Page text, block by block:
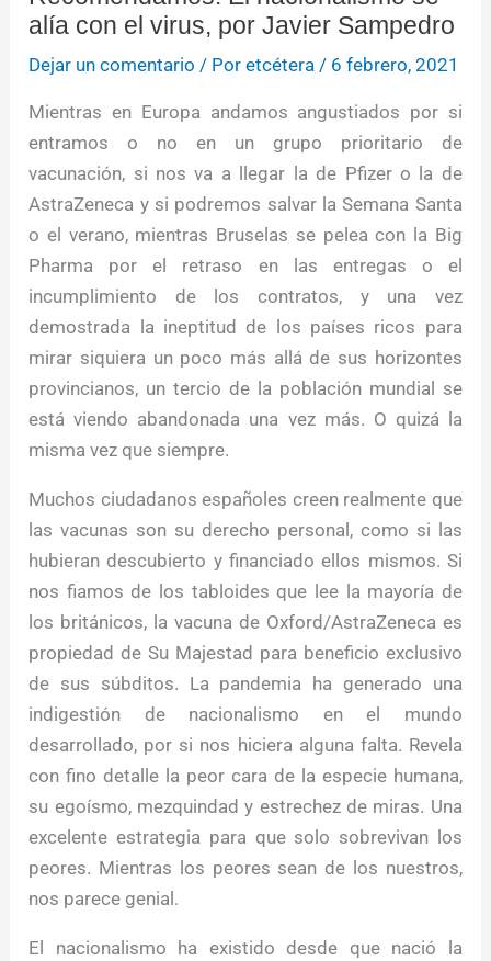
alía con el virus, por Javier Sampedro
Dejar un comentario / Poretcétera / 6 febrero, 2021
Mientras en Europa andamos angustiados por si
entramos o no en un grupo prioritario de
vacunación, si nos va a llegar la de Pfizer o la de
AstraZeneca y si podremos salvar la Semana Santa
o el verano, mientras Bruselas se pelea con la Big
Pharma por el retraso en las entregas o el
incumplimiento de los contratos, y una vez
demostrada la ineptitud de los países ricos para
mirar siquiera un poco más allá de sus horizontes
provincianos, un tercio de la población mundial se
está viendo abandonada una vez más. O quizá la
misma vez que siempre.
Muchos ciudadanos españoles creen realmente que
las vacunas son su derecho personal, como si las
hubieran descubierto y financiado ellos mismos. Si
nos fiamos de los tabloides que lee la mayoría de
los británicos, la vacuna de Oxford/AstraZeneca es
propiedad de Su Majestad para beneficio exclusivo
de sus súbditos. La pandemia ha generado una
indigestión de nacionalismo en el mundo
desarrollado, por si nos hiciera alguna falta. Revela
con fino detalle la peor cara de la especie humana,
su egoísmo, mezquindad y estrechez de miras. Una
excelente estrategia para que solo sobrevivan los
peores. Mientras los peores sean de los nuestros,
nos parece genial.
El nacionalismo ha existido desde que nació la